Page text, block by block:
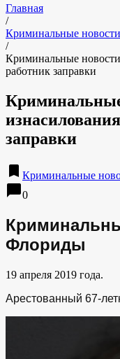
Главная
/
Криминальные новости
/
Криминальные
работник заправки
заправки
bookmark Криминальные
chat_bubble0
Флориды
19 апреля 2019 года.
Арестованный 67-